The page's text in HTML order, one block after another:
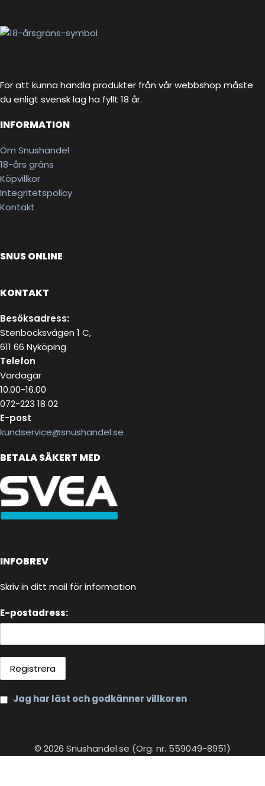
För att kunna handla produkter från vår webbshop måste
du enligt svensk lag ha fyllt 18 år.
INFORMATION
Om Snushandel
18-års gräns
Köpvillkor
Integritetspolicy
Kontakt
SNUS ONLINE
KONTAKT
Besöksadress:
Stenbocksvägen 1 C,
611 66 Nyköping
Telefon
Vardagar
10.00-16.00
072-223 18 02
E-post
kundservice@snushandel.se
BETALA SÄKERT MED
INFOBREV
Skriv in ditt mail för information
E-postadress:
Jag har läst och godkänner villkoren
© 2026 Snushandel.se (Org. nr. 559049-8951)